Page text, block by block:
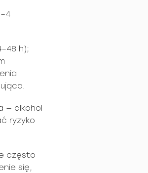
h);
— alkohol
ryzyko
często
się,